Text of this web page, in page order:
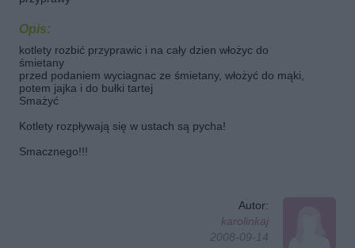
Opis:
kotlety rozbić przyprawic i na cały dzien włożyc do
śmietany
przed podaniem wyciagnac ze śmietany, włożyć do mąki,
potem jajka i do bułki tartej
Smażyć
Kotlety rozpływają się w ustach są pycha!
Smacznego!!!
Autor:
karolinkaj
2008-09-14